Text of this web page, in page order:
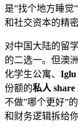
是”找个地方睡觉
和社交资本的精密
对中国大陆的留
的二选一。但澳
化学生公寓、 Iglu
份额的私人 share
不做”哪个更好”
和财务逻辑拆给你